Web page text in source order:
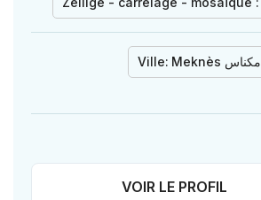
Ville: Meknès مكناس
VOIR LE PROFIL